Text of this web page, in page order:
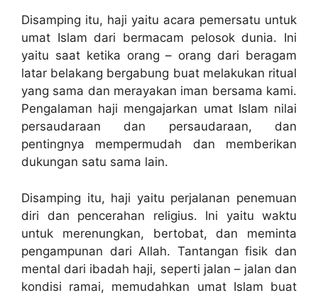
Disamping itu, haji yaitu acara pemersatu untuk
umat Islam dari bermacam pelosok dunia. Ini
yaitu saat ketika orang – orang dari beragam
latar belakang bergabung buat melakukan ritual
yang sama dan merayakan iman bersama kami.
Pengalaman haji mengajarkan umat Islam nilai
persaudaraan dan persaudaraan, dan
pentingnya mempermudah dan memberikan
dukungan satu sama lain.
Disamping itu, haji yaitu perjalanan penemuan
diri dan pencerahan religius. Ini yaitu waktu
untuk merenungkan, bertobat, dan meminta
pengampunan dari Allah. Tantangan fisik dan
mental dari ibadah haji, seperti jalan – jalan dan
kondisi ramai, memudahkan umat Islam buat